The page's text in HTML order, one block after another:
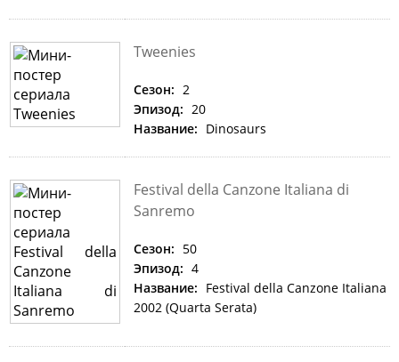
Tweenies
Сезон: 2
Эпизод: 20
Название: Dinosaurs
Festival della Canzone Italiana di
Sanremo
Сезон: 50
Эпизод: 4
Название: Festival della Canzone Italiana
2002 (Quarta Serata)